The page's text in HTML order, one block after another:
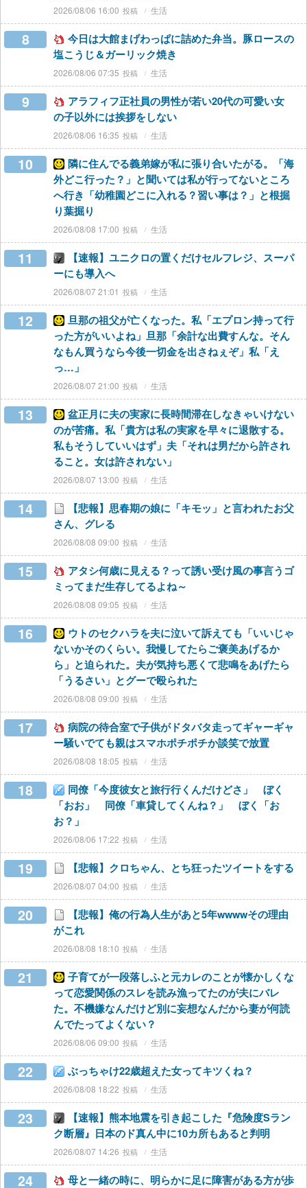
2026/08/06 16:00 生活
8
今日は大館まげわっぱに詰めた弁当。豚ロースの
塩こうじ＆ガーリック焼き
2026/08/06 07:35 生活
9
アラフィフ正社員の男性が若い20代の可愛い女
の子以外には挨拶をしない
2026/08/06 16:35 生活
10
隣に住んでる義弟嫁が私に張り合いたがる。「海
外どこ行った？」と聞いては私が行ってないところ
へ行き「幼稚園どこに入れる？習い事は？」と根掘
り葉掘り
2026/08/08 17:00 生活
11
【速報】ユニクロの置くだけセルフレジ、スーパ
ーにも導入へ
2026/08/07 21:01 生活
12
旦那の祖父が亡くなった。私「エプロン持って行
った方がいいよね」旦那「余計な出費すんな。そん
なもん買うなら今後一切金を出さねぇぞ」私「え
っ…」
2026/08/07 21:00 生活
13
盆正月に夫の実家に長時間滞在しなきゃいけない
のが苦痛。私「貴方は私の実家を早々に退散する。
私もそうしていいはず」夫「それは男だから許され
ること。女は許されない」
2026/08/07 13:00 生活
14
【悲報】思春期の娘に「キモッ」と言われたお父
さん、グレる
2026/08/08 09:00 生活
15
アタシ何歳に見える？って誘い受け風の事言うゴ
ミってまだ生存してるよね～
2026/08/08 09:05 生活
16
ウトのセクハラを夫に泣いて訴えても「いいじゃ
ないかそのくらい。我慢してたらご褒美あげるか
ら」と迫られた。夫が気持ち悪くて悲鳴をあげたら
「うるさい」とグーで殴られた
2026/08/08 09:00 生活
17
病院の待合室で子供がドタバタ走ってギャーギャ
ー騒いでても親はスマホポチポチか談笑で放置
2026/08/08 18:05 生活
18
同僚「今度彼女と旅行行くんだけどさ」 ぼく
「おお」 同僚「車貸してくんね？」 ぼく「お
お？」
2026/08/06 17:22 生活
19 【悲報】クロちゃん、とち狂ったツイートをする
2026/08/07 04:00 生活
20
【悲報】俺の行為人生があと5年wwwwその理由
がこれ
2026/08/08 18:10 生活
21
子育てが一段落しふと元カレのことが懐かしくな
って恋愛関係のスレを読み漁ってたのが夫にバレ
た。不機嫌なんだけど別に妄想なんだから妻が何読
んでたってよくない？
2026/08/06 09:00 生活
22 ぶっちゃけ22歳超えた女ってキツくね？
2026/08/08 18:22 生活
23
【速報】熊本地震を引き起こした『危険度Sラン
ク断層』日本のド真ん中に10カ所もあると判明
2026/08/07 14:26 生活
24 母と一緒の時に、明らかに足に障害がある方が歩